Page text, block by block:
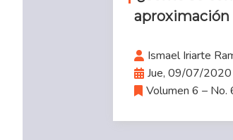
aproximación
Ismael Iriarte
Jue, 09/07/
Volumen 6 – No.